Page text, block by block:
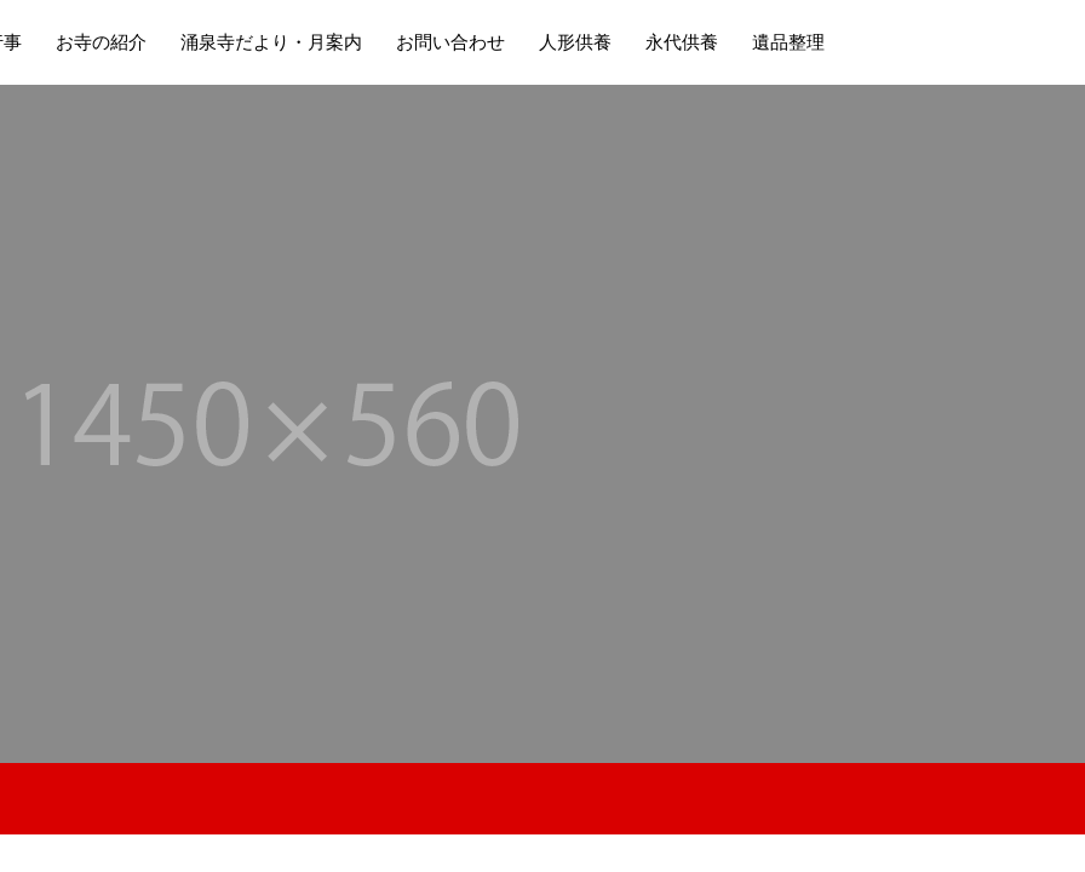
お寺の紹介 涌泉寺だより・月案内 お問い合わせ 人形供養 永代供養 遺品整理